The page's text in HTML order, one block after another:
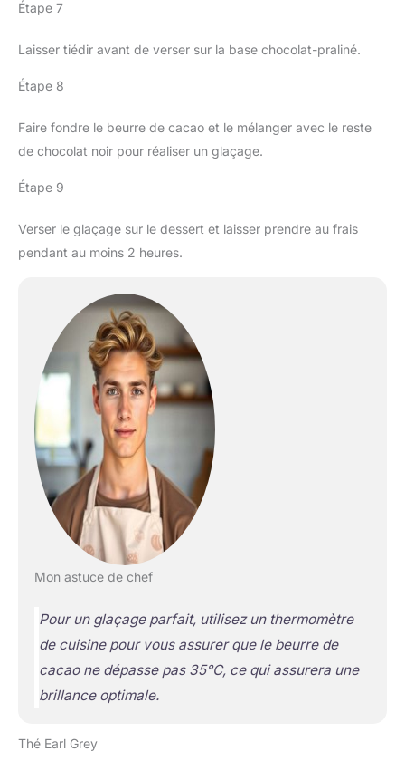
Étape 7
Laisser tiédir avant de verser sur la base chocolat-praliné.
Étape 8
Faire fondre le beurre de cacao et le mélanger avec le reste
de chocolat noir pour réaliser un glaçage.
Étape 9
Verser le glaçage sur le dessert et laisser prendre au frais
pendant au moins 2 heures.
Mon astuce de chef
Pour un glaçage parfait, utilisez un thermomètre
de cuisine pour vous assurer que le beurre de
cacao ne dépasse pas 35°C, ce qui assurera une
brillance optimale.
Thé Earl Grey